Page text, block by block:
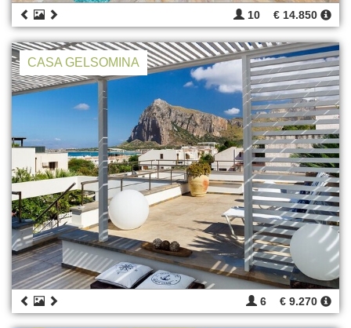
10 € 14.850
CASA GELSOMINA
6 € 9.270